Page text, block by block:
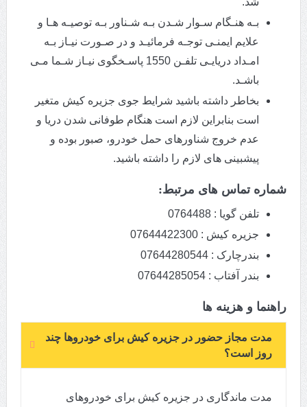
بـه هنـگام سـوار شـدن بـه شـناور بـه توصیـه هـا و
علایم ایمنـی توجـه فرمائیـد و در صـورت نیـاز بـه
امـداد دریایـی تلفـن 1550 پاسـخگوی نیـاز شـما مـی
باشـد.
بخاطر داشته باشید شرایط جوی جزیره کیش متغیر
است بنابراین لازم است هنگام طوفانی شدن دریا و
عدم خروج شناورهای حمل خودرو، صبور بوده و
پیشبینی های لازم را داشته باشید.
شماره تماس های مرتبط:
تلفن گویا : 0764488
جزیره کیش : 07644422300
بندرچارک : 07644280544
بندر آفتاب : 07644285054
راهنما و هزینه ها
مدت مجاز حضور در جزیره کیش برای خودروها چند
روز است؟
مدت ماندگاری در جزیره کیش برای خودروهای